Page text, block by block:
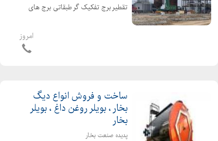
تقطیر برج تفکیک گر طبقاتی برج های
هیدروکربن ها از یکدیگر مورد استفاده قرار
امروز
ساخت و فروش انواع دیگ
بخار ، بویلر روغن داغ ، بویلر
بخار
پدیده صنعت بخار